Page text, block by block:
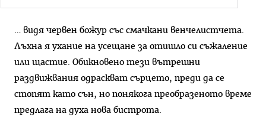
… видя червен божур със смачкани венчелистчета.
Лъхна я ухание на усещане за отишло си съжаление
или щастие. Обикновено тези вътрешни
раздвижвания одраскват сърцето, преди да се
стопят като сън, но понякога преобразеното време
предлага на духа нова бистрота.